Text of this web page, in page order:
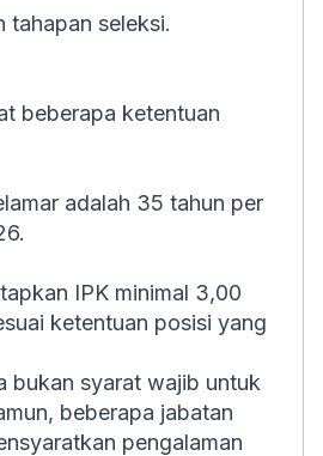
tahapan seleksi.
beberapa ketentuan
adalah 35 tahun per
IPK minimal 3,00
ketentuan posisi yang
bukan syarat wajib untuk
beberapa jabatan
pengalaman